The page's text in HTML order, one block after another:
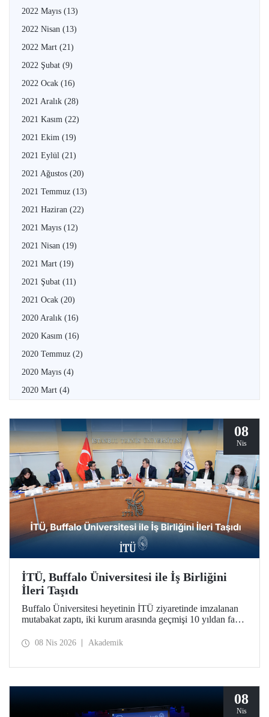
2022 Mayıs (13)
2022 Nisan (13)
2022 Mart (21)
2022 Şubat (9)
2022 Ocak (16)
2021 Aralık (28)
2021 Kasım (22)
2021 Ekim (19)
2021 Eylül (21)
2021 Ağustos (20)
2021 Temmuz (13)
2021 Haziran (22)
2021 Mayıs (12)
2021 Nisan (19)
2021 Mart (19)
2021 Şubat (11)
2021 Ocak (20)
2020 Aralık (16)
2020 Kasım (16)
2020 Temmuz (2)
2020 Mayıs (4)
2020 Mart (4)
08
Nis
İTÜ, Buffalo Üniversitesi ile İş Birliğini
İleri Taşıdı
Buffalo Üniversitesi heyetinin İTÜ ziyaretinde imzalanan
mutabakat zaptı, iki kurum arasında geçmişi 10 yıldan fazla
08 Nis 2026 Akademik
08
Nis